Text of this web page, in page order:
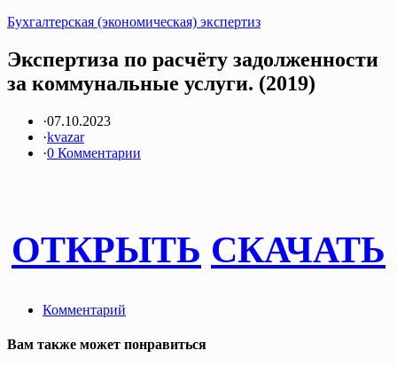
Бухгалтерская (экономическая) экспертиз
Экспертиза по расчёту задолженности
за коммунальные услуги. (2019)
·07.10.2023
·kvazar
·0 Комментарии
ОТКРЫТЬ СКАЧАТЬ
Комментарий
Вам также может понравиться